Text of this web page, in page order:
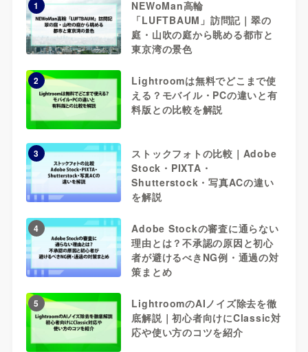
1
NEWoMan高輪
「LUFTBAUM」訪問記｜翠の
庭・山吹の庭から眺める都市と
東京湾の景色
2
Lightroomは無料でどこまで使
える？モバイル・PCの違いと有
料版との比較を解説
3
ストックフォトの比較｜Adobe
Stock・PIXTA・
Shutterstock・写真ACの違い
を解説
4
Adobe Stockの審査に通らない
理由とは？不承認の原因と初心
者が避けるべきNG例・通過の対
策まとめ
5
LightroomのAIノイズ除去を徹
底解説｜初心者向けにClassic対
応や使い方のコツを紹介